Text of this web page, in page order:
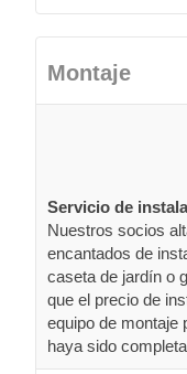
Montaje
Servicio de
Nuestros socios
encantados de
caseta de jardín o
que el precio de
equipo de montaje
haya sido